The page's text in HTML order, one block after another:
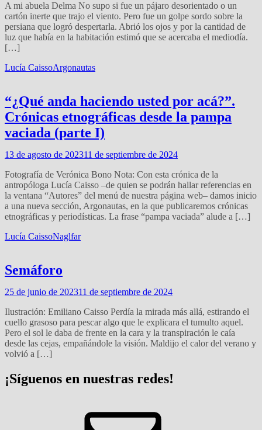
A mi abuela Delma No supo si fue un pájaro desorientado o un
cartón inerte que trajo el viento. Pero fue un golpe sordo sobre la
persiana que logró despertarla. Abrió los ojos y por la cantidad de
luz que había en la habitación estimó que se acercaba el mediodía.
[…]
Lucía CaissoArgonautas
“¿Qué anda haciendo usted por acá?”.
Crónicas etnográficas desde la pampa
vaciada (parte I)
13 de agosto de 202311 de septiembre de 2024
Fotografía de Verónica Bono Nota: Con esta crónica de la
antropóloga Lucía Caisso –de quien se podrán hallar referencias en
la ventana “Autores” del menú de nuestra página web– damos inicio
a una nueva sección, Argonautas, en la que publicaremos crónicas
etnográficas y periodísticas. La frase “pampa vaciada” alude a […]
Lucía CaissoNaglfar
Semáforo
25 de junio de 202311 de septiembre de 2024
Ilustración: Emiliano Caisso Perdía la mirada más allá, estirando el
cuello grasoso para pescar algo que le explicara el tumulto aquel.
Pero el sol le daba de frente en la cara y la transpiración le caía
desde las cejas, empañándole la visión. Maldijo el calor del verano y
volvió a […]
¡Síguenos en nuestras redes!